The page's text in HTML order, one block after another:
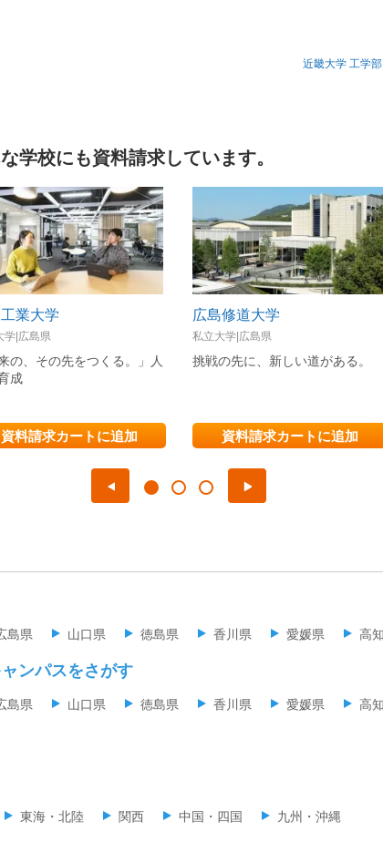
近畿大学 工学
学校にも資料請求しています。
業大学
学|広島県
来の、その先をつくる。」人
成
資料請求カートに追加
広島修道大学
私立大学|広島県
挑戦の先に、新しい道がある。
資料請求カートに追加
島県 山口県 徳島県 香川県 愛媛県 高
ンパスをさがす
島県 山口県 徳島県 香川県 愛媛県 高
東海・北陸 関西 中国・四国 九州・沖縄